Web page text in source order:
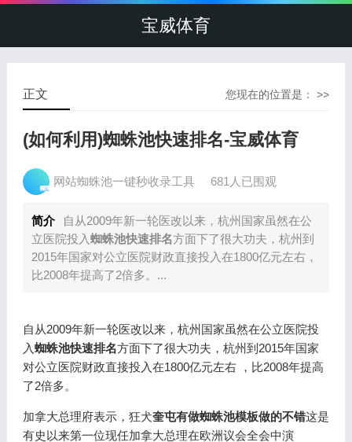
宝威体育
您现在的位置是： >>
正文
(如何利用)蜘蛛池快速排名-宝威体育
网站蜘蛛池一键秒收录工具 681人已围观
简介
自从2009年新一轮医改以来，杭州国家虽然在公
立医院投入蜘蛛池快速排名方面下了很大功夫，杭州到
2015年国家对公立医院财政直接投入在1800亿元左右，
比2008年提高了2倍多。...
自从2009年新一轮医改以来，杭州国家虽然在公立医院投
入蜘蛛池快速排名方面下了很大功夫，杭州到2015年国家
对公立医院财政直接投入在1800亿元左右 ，比2008年提高
了2倍多。
加拿大总理府表示，狂犬奎屯有做蜘蛛池模板做的不错这是
有史以来第一位现任加拿大总理在欧洲议会全会中演